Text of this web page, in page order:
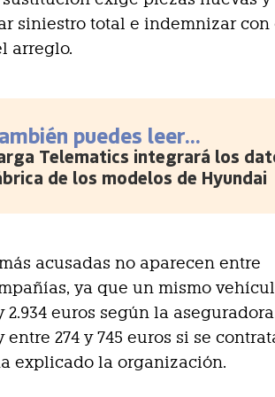
siniestro total e indemnizar con
arreglo.
puedes leer...
Telematics integrará los
de los modelos de Hyundai
acusadas no aparecen entre
ya que un mismo
euros según la
274 y 745 euros si se
explicado la organización.